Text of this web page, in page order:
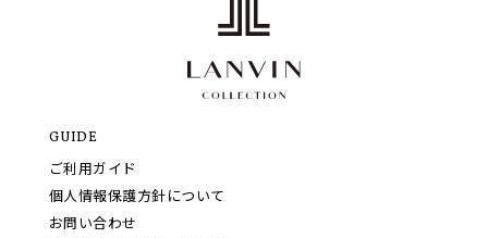
GUIDE
ご利用ガイド
個人情報保護方針について
お問い合わせ